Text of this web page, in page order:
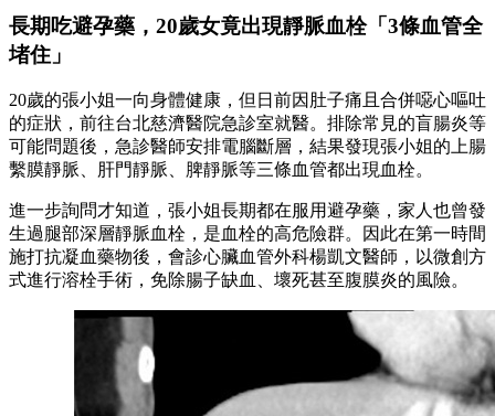
長期吃避孕藥，20歲女竟出現靜脈血栓「3條血管全
堵住」
20歲的張小姐一向身體健康，但日前因肚子痛且合併噁心嘔吐
的症狀，前往台北慈濟醫院急診室就醫。排除常見的盲腸炎等
可能問題後，急診醫師安排電腦斷層，結果發現張小姐的上腸
繫膜靜脈、肝門靜脈、脾靜脈等三條血管都出現血栓。
進一步詢問才知道，張小姐長期都在服用避孕藥，家人也曾發
生過腿部深層靜脈血栓，是血栓的高危險群。因此在第一時間
施打抗凝血藥物後，會診心臟血管外科楊凱文醫師，以微創方
式進行溶栓手術，免除腸子缺血、壞死甚至腹膜炎的風險。